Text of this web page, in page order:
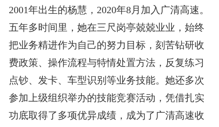
2001年出生的杨慧，2020年8月加入广清高速。
五年多时间里，她在三尺岗亭兢兢业业，始终
把业务精进作为自己的努力目标，刻苦钻研收
费政策、操作流程与特情处置方法，反复练习
点钞、发卡、车型识别等业务技能。她还多次
参加上级组织举办的技能竞赛活动，凭借扎实
功底取得了多项优异成绩，成为了广清高速收